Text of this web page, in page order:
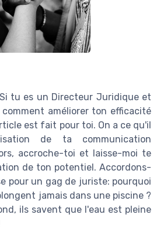
tu es un Directeur Juridique et
améliorer ton efficacité
est fait pour toi. On a ce qu'il
de ta communication
accroche-toi et laisse-moi te
de ton potentiel. Accordons-
pour un gag de juriste: pourquoi
jamais dans une piscine ?
ils savent que l'eau est pleine